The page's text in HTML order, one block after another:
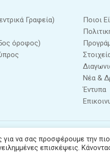
Γραφεία)
όροφος)
Ποιοι
Νέα &
Έντυπα
Copyright © 2026 ©
να σας προσφέρουμε την πιο
επισκέψεις.